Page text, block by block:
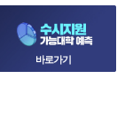
바로가기